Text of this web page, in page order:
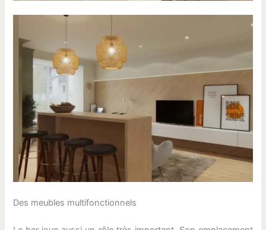
Des meubles multifonctionnels